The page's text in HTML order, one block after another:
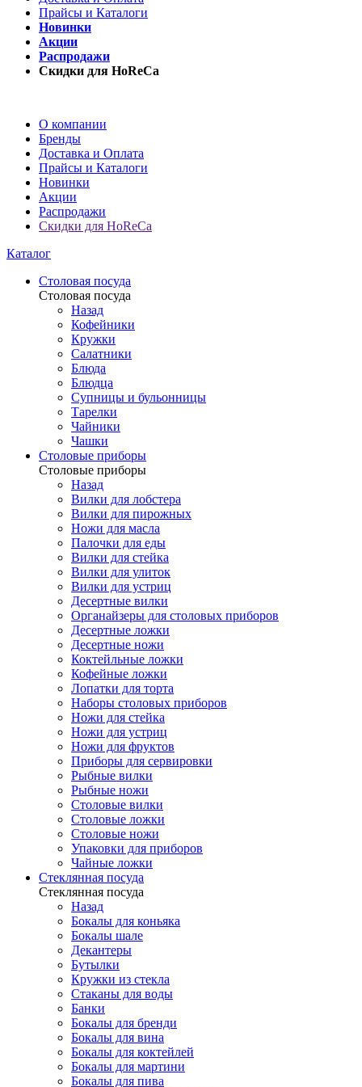
Прайсы и Каталоги
Новинки
Акции
Распродажи
Скидки для HoReCa
О компании
Бренды
Доставка и Оплата
Прайсы и Каталоги
Новинки
Акции
Распродажи
Скидки для HoReCa
Каталог
Столовая посуда
Столовая посуда
Назад
Кофейники
Кружки
Салатники
Блюда
Блюдца
Супницы и бульонницы
Тарелки
Чайники
Чашки
Cтоловые приборы
Cтоловые приборы
Назад
Вилки для лобстера
Вилки для пирожных
Ножи для масла
Палочки для еды
Вилки для стейка
Вилки для улиток
Вилки для устриц
Десертные вилки
Органайзеры для столовых приборов
Десертные ложки
Десертные ножи
Коктейльные ложки
Кофейные ложки
Лопатки для торта
Наборы столовых приборов
Ножи для стейка
Ножи для устриц
Ножи для фруктов
Приборы для сервировки
Рыбные вилки
Рыбные ножи
Столовые вилки
Столовые ложки
Столовые ножи
Упаковки для приборов
Чайные ложки
Стеклянная посуда
Стеклянная посуда
Назад
Бокалы для коньяка
Бокалы шале
Декантеры
Бутылки
Кружки из стекла
Стаканы для воды
Банки
Бокалы для бренди
Бокалы для вина
Бокалы для коктейлей
Бокалы для мартини
Бокалы для пива